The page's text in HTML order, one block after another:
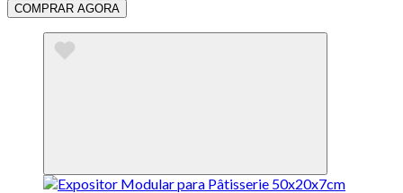
COMPRAR AGORA